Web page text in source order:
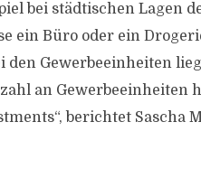
bei städtischen Lagen
ein Büro oder ein
den Gewerbeeinheiten
an Gewerbeeinheiten
berichtet Sascha